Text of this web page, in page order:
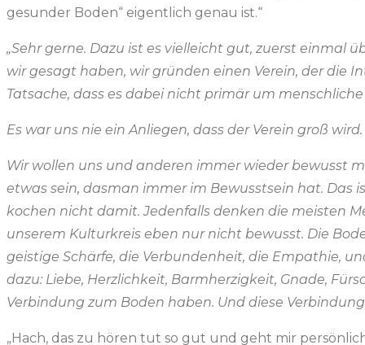
gesunder Boden“ eigentlich genau ist.“
„Sehr gerne. Dazu ist es vielleicht gut, zuerst einmal
wir gesagt haben, wir gründen einen Verein, der die
Tatsache, dass es dabei nicht primär um
Es war uns nie ein Anliegen, dass der Verein groß
Wir wollen uns und anderen immer wieder bewusst
etwas sein, dasman immer im Bewusstsein hat. Das
kochen nicht damit. Jedenfalls denken die meisten
unserem Kulturkreis eben nur nicht bewusst. Die
geistige Schärfe, die Verbundenheit, die Empathie,
dazu: Liebe, Herzlichkeit, Barmherzigkeit, Gnade,
Verbindung zum Boden haben. Und diese
„Hach, das zu hören tut so gut und geht mir